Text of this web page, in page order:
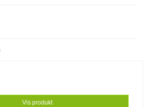
Vis produkt